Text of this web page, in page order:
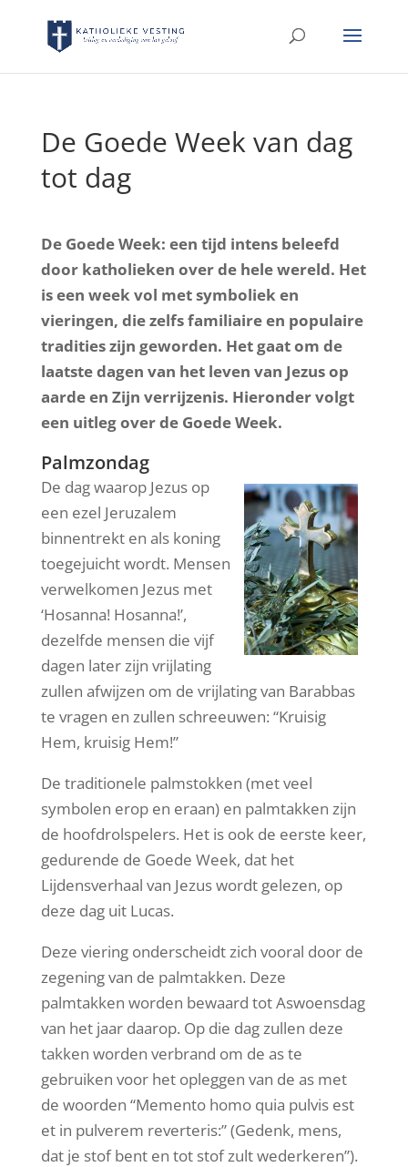
De Goede Week van dag
tot dag
De Goede Week: een tijd intens beleefd
door katholieken over de hele wereld. Het
is een week vol met symboliek en
vieringen, die zelfs familiaire en populaire
tradities zijn geworden. Het gaat om de
laatste dagen van het leven van Jezus op
aarde en Zijn verrijzenis. Hieronder volgt
een uitleg over de Goede Week.
Palmzondag
De dag waarop Jezus op
een ezel Jeruzalem
binnentrekt en als koning
toegejuicht wordt. Mensen
verwelkomen Jezus met
‘Hosanna! Hosanna!’,
dezelfde mensen die vijf
dagen later zijn vrijlating
zullen afwijzen om de vrijlating van Barabbas
te vragen en zullen schreeuwen: “Kruisig
Hem, kruisig Hem!”
De traditionele palmstokken (met veel
symbolen erop en eraan) en palmtakken zijn
de hoofdrolspelers. Het is ook de eerste keer,
gedurende de Goede Week, dat het
Lijdensverhaal van Jezus wordt gelezen, op
deze dag uit Lucas.
Deze viering onderscheidt zich vooral door de
zegening van de palmtakken. Deze
palmtakken worden bewaard tot Aswoensdag
van het jaar daarop. Op die dag zullen deze
takken worden verbrand om de as te
gebruiken voor het opleggen van de as met
de woorden “Memento homo quia pulvis est
et in pulverem reverteris:” (Gedenk, mens,
dat je stof bent en tot stof zult wederkeren”).